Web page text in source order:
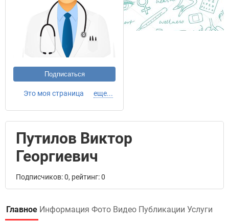
Подписаться
Это моя страница еще...
Путилов Виктор
Георгиевич
Подписчиков: 0, рейтинг: 0
Главное Информация Фото Видео Публикации Услуги